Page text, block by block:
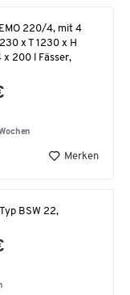
220/4, mit 4
x T 1230 x H
x 200 l Fässer,
Merken
BSW 22,